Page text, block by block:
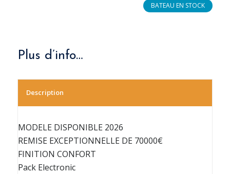
BATEAU EN STOCK
Plus d’info…
Description
MODELE DISPONIBLE 2026
REMISE EXCEPTIONNELLE DE 70000€
FINITION CONFORT
Pack Electronic